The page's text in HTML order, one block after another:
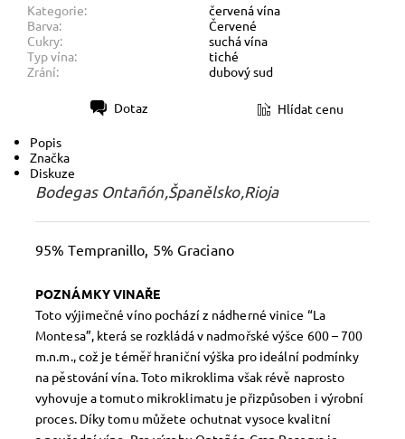
Kategorie:
červená vína
Barva:
Červené
Cukry:
suchá vína
Typ vína:
tiché
Zrání:
dubový sud
Dotaz Hlídat cenu
Popis
Značka
Diskuze
Bodegas Ontañón,Španělsko,Rioja
95% Tempranillo, 5% Graciano
POZNÁMKY VINAŘE
Toto výjimečné víno pochází z nádherné vinice “La
Montesa”, která se rozkládá v nadmořské výšce 600 – 700
m.n.m., což je téměř hraniční výška pro ideální podmínky
na pěstování vína. Toto mikroklima však révě naprosto
vyhovuje a tomuto mikroklimatu je přizpůsoben i výrobní
proces. Díky tomu můžete ochutnat vysoce kvalitní